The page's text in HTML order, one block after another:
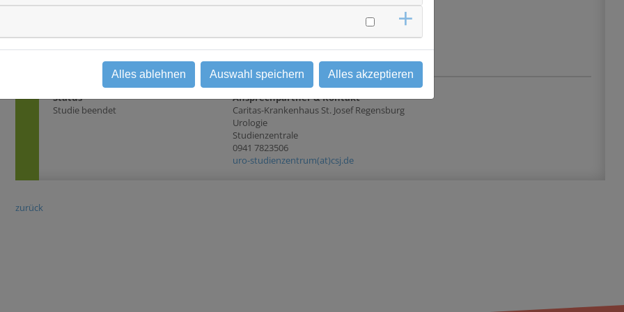
Anwendungsbeobachtung nach
vollständiger Aufklärung über Natur und
Zweck der Beobachtung, bestätigt durch
Unterschrift auf Aufklärungsdokument.
Status
Studie beendet
Ansprechpartner & Kontakt
Caritas-Krankenhaus St. Josef Regensburg
Urologie
Studienzentrale
0941 7823506
uro-studienzentrum(at)csj.de
zurück
Alles ablehnen Auswahl speichern Alles akzeptieren